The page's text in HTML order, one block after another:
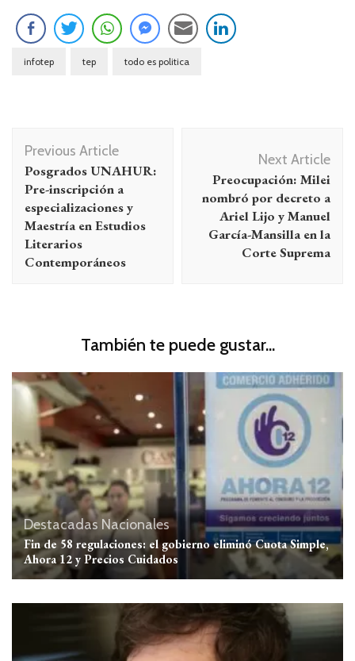
infotep tep todo es politica
Navegación
de
entradas
Previous Article
Posgrados UNAHUR:
Pre-inscripción a
especializaciones y
Maestría en Estudios
Literarios
Contemporáneos
Next Article
Preocupación: Milei
nombró por decreto a
Ariel Lijo y Manuel
García-Mansilla en la
Corte Suprema
También te puede gustar...
Destacadas Nacionales
Fin de 58 regulaciones: el gobierno eliminó Cuota Simple,
Ahora 12 y Precios Cuidados